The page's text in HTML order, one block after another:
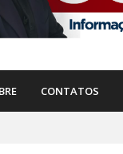
CONTATOS